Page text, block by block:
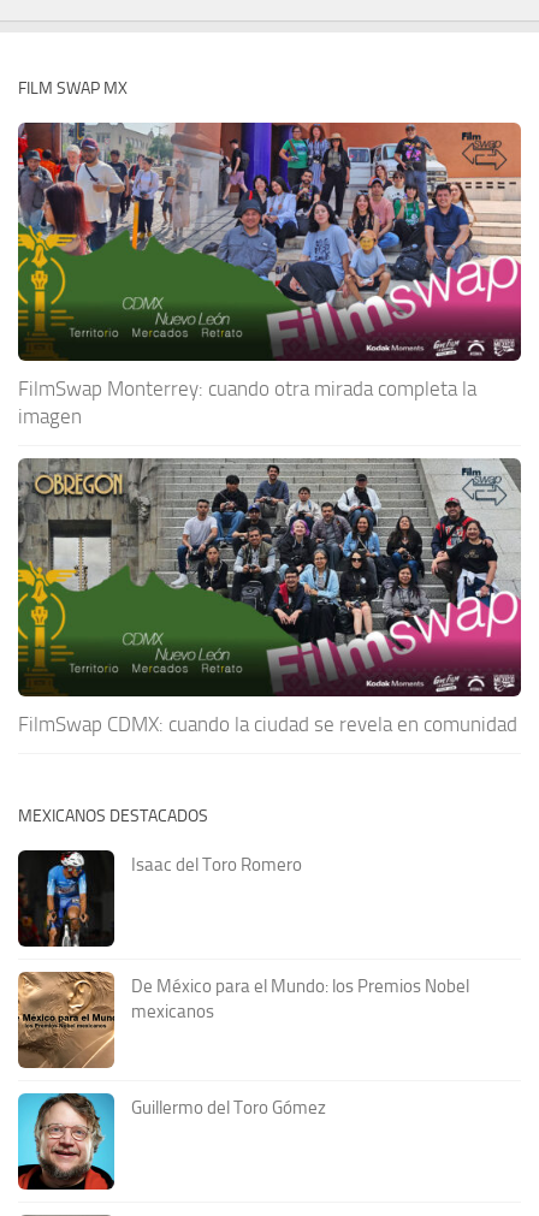
FILM SWAP MX
FilmSwap Monterrey: cuando otra mirada completa la
imagen
FilmSwap CDMX: cuando la ciudad se revela en comunidad
MEXICANOS DESTACADOS
Isaac del Toro Romero
De México para el Mundo: los Premios Nobel
mexicanos
Guillermo del Toro Gómez